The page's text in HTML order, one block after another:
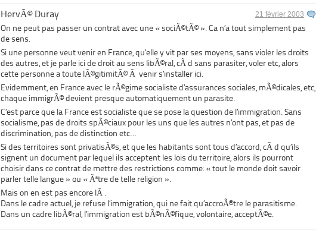
HervÃ© Duray 21 février 2003
On ne peut pas passer un contrat avec une « sociÃ©tÃ© ». Ca n’a tout simplement pas
de sens.
Si une personne veut venir en France, qu’elle y vit par ses moyens, sans violer les droits
des autres, et je parle ici de droit au sens libÃ©ral, cÃ d sans parasiter, voler etc, alors
cette personne a toute lÃ©gitimitÃ© Ã venir s’installer ici.
Evidemment, en France avec le rÃ©gime socialiste d’assurances sociales, mÃ©dicales, etc,
chaque immigrÃ© devient presque automatiquement un parasite.
C’est parce que la France est socialiste que se pose la question de l’immigration. Sans
socialisme, pas de droits spÃ©ciaux pour les uns que les autres n’ont pas, et pas de
discrimination, pas de distinction etc…
Si des territoires sont privatisÃ©s, et que les habitants sont tous d’accord, cÃ d qu’ils
signent un document par lequel ils acceptent les lois du territoire, alors ils pourront
choisir dans ce contrat de mettre des restrictions comme: « tout le monde doit savoir
parler telle langue » ou « Ãªtre de telle religion ».
Mais on en est pas encore lÃ .
Dans le cadre actuel, je refuse l’immigration, qui ne fait qu’accroÃ®tre le parasitisme.
Dans un cadre libÃ©ral, l’immigration est bÃ©nÃ©fique, volontaire, acceptÃ©e.